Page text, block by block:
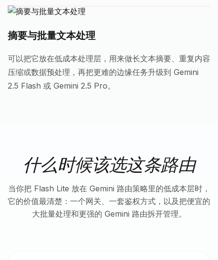
摘要与批量文本处理
可以把它放在低成本处理层，用来做长文本摘要、重复内容
压缩或数据预处理，再把更难的边缘任务升级到 Gemini
2.5 Flash 或 Gemini 2.5 Pro。
什么时候该选这条路由
当你把 Flash Lite 放在 Gemini 路由策略里的低成本层时，
它的价值最清楚：一个网关、一套鉴权方式，以及把便宜的
大批量处理和更强的 Gemini 路由拆开管理。